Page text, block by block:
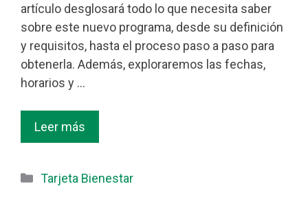
artículo desglosará todo lo que necesita saber
sobre este nuevo programa, desde su definición
y requisitos, hasta el proceso paso a paso para
obtenerla. Además, exploraremos las fechas,
horarios y …
Leer más
Categorías
Tarjeta Bienestar